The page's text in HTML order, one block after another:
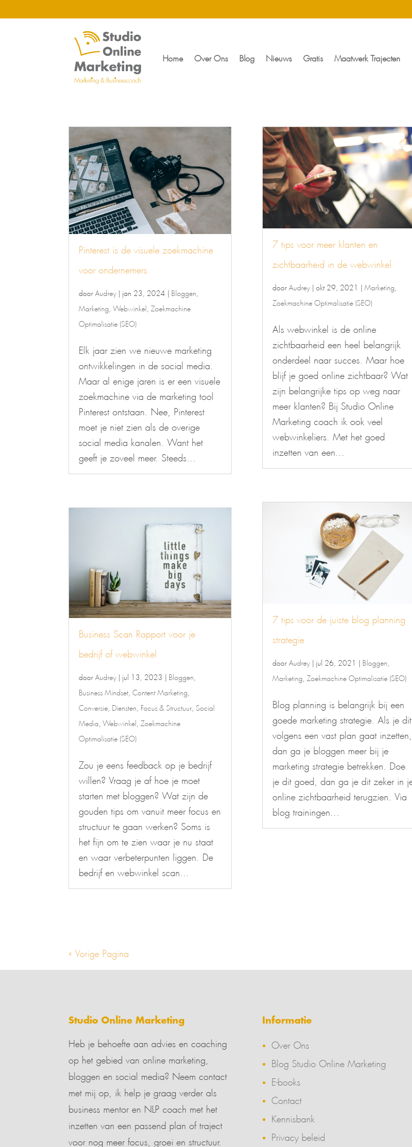
Home Over Ons Blog Nieuws Gratis Maatwerk Trajecten
Pinterest is de visuele zoekmachine
Audrey | jan 23, 2024 | Bloggen
Marketing ,Webwinkel ,Zoekmachine
Optimalisatie (SEO)
Elk jaar zien we nieuwe marketing
ontwikkelingen in de social media.
Maar al enige jaren is er een visuele
zoekmachine via de marketing tool
Pinterest ontstaan. Nee, Pinterest
moet je niet zien als de overige
social media kanalen. Want het
geeft je zoveel meer. Steeds...
Business Scan Rapport voor je
bedrijf of webwinkel
Audrey | jul 13, 2023 | Bloggen
Business Mindset ,Content Marketing
Conversie Diensten Focus & Structuur Social
Media ,Webwinkel ,Zoekmachine
Optimalisatie (SEO)
Zou je eens feedback op je bedrijf
willen? Vraag je af hoe je moet
starten met bloggen? Wat zijn de
gouden tips om vanuit meer focus en
structuur te gaan werken? Soms is
het fijn om te zien waar je nu staat
en waar verbeterpunten liggen. De
bedrijf en webwinkel scan...
7 tips voor meer klanten en
zichtbaarheid in de webwinkel
Audrey | okt 29, 2021 | Marketing
Zoekmachine Optimalisatie (SEO)
Als webwinkel is de online
zichtbaarheid een heel belangrijk
onderdeel naar succes. Maar hoe
blijf je goed online zichtbaar? Wat
zijn belangrijke tips op weg naar
meer klanten? Bij Studio Online
Marketing coach ik ook veel
webwinkeliers. Met het goed
inzetten van een...
7 tips voor de juiste blog planning
strategie
Audrey | jul 26, 2021 | Bloggen
Marketing Zoekmachine Optimalisatie (SEO)
Blog planning is belangrijk bij een
goede marketing strategie. Als je dit
volgens een vast plan gaat inzetten,
dan ga je bloggen meer bij je
marketing strategie betrekken. Doe
je dit goed, dan ga je dit zeker in je
online zichtbaarheid terugzien. Via
blog trainingen...
« Vorige Pagina
Studio Online Marketing
Heb je behoefte aan advies en coaching
op het gebied van online marketing,
bloggen en social media? Neem contact
met mij op, ik help je graag verder als
business mentor en NLP coach met het
inzetten van een passend plan of traject
voor nog meer focus, groei en structuur.
Informatie
Over Ons
Blog Studio Online Marketing
E-books
Contact
Kennisbank
Privacy beleid